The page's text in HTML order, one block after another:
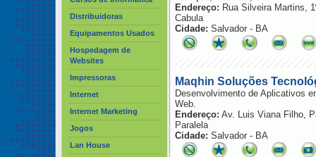
Distribuidoras
Equipamentos Usados
Hospedagem de
Websites
Impressoras
Internet
Internet Marketing
Jogos
Lan House
Endereço: Rua Silveira Martins,
Cabula
Cidade: Salvador - BA
Maqhin Soluções
Desenvolvimento de Aplicativos
Web.
Endereço: Av. Luis Viana Filho,
Paralela
Cidade: Salvador - BA